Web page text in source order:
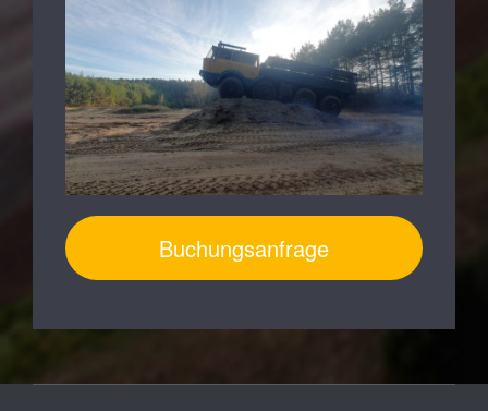
Buchungsanfrage